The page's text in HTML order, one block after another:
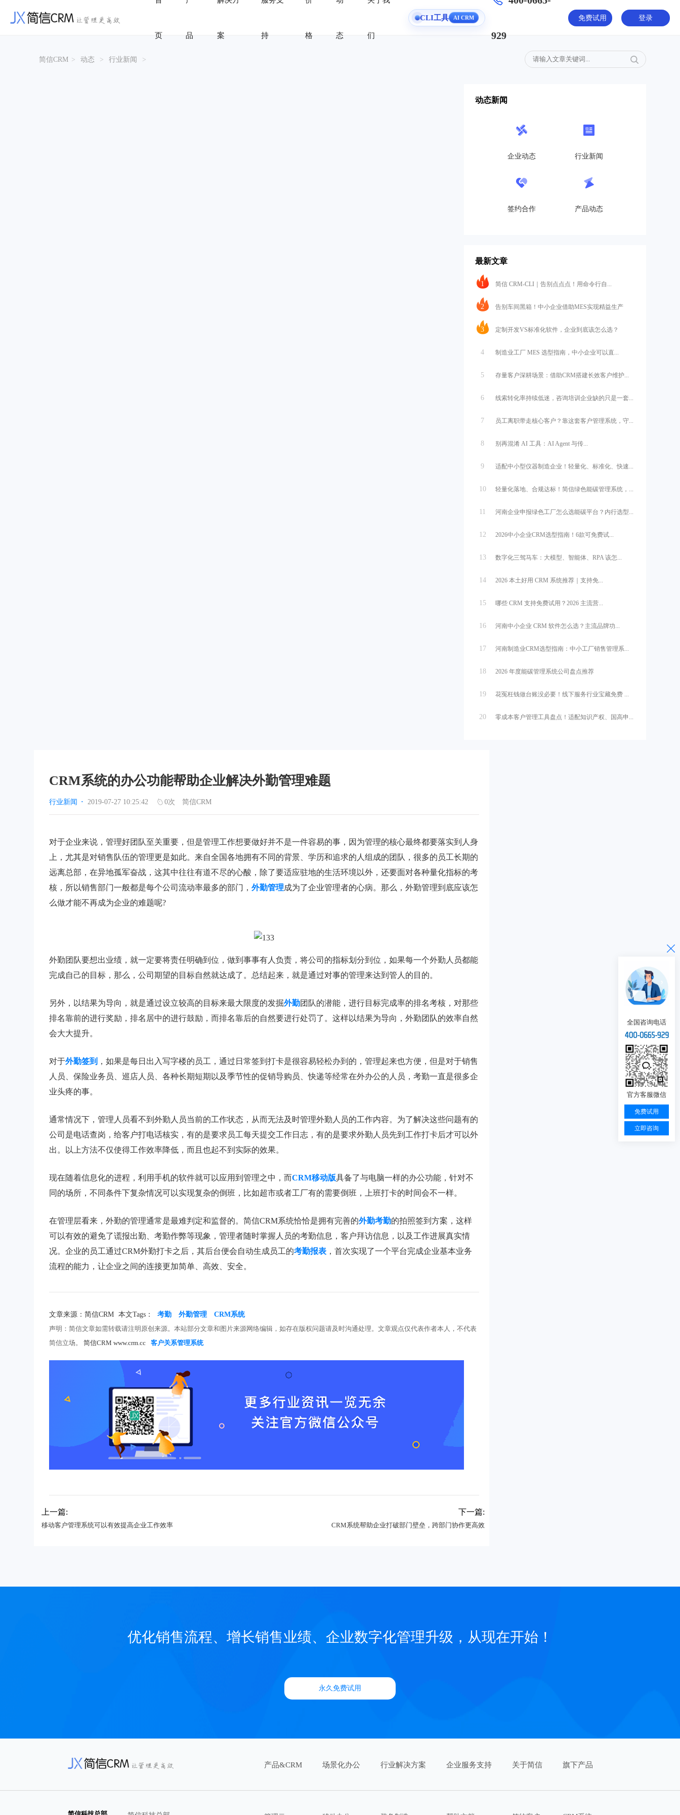
页 品 案 持 格 态 们
CLI工具 AI CRM
929
免费试用 登录
简信CRM > 动态 > 行业新闻 >
动态新闻
企业动态 行业新闻
签约合作 产品动态
最新文章
1 简信 CRM-CLI｜告别点点点！用命令行自...
2 告别车间黑箱！中小企业借助MES实现精益生产
3 定制开发VS标准化软件，企业到底该怎么选？
4 制造业工厂 MES 选型指南，中小企业可以直...
5 存量客户深耕场景：借助CRM搭建长效客户维护...
6 线索转化率持续低迷，咨询培训企业缺的只是一套...
7 员工离职带走核心客户？靠这套客户管理系统，守...
8 别再混淆 AI 工具：AI Agent 与传...
9 适配中小型仪器制造企业！轻量化、标准化、快速...
10 轻量化落地、合规达标！简信绿色能碳管理系统，...
11 河南企业申报绿色工厂怎么选能碳平台？内行选型...
12 2026中小企业CRM选型指南！6款可免费试...
13 数字化三驾马车：大模型、智能体、RPA 该怎...
14 2026 本土好用 CRM 系统推荐｜支持免...
15 哪些 CRM 支持免费试用？2026 主流营...
16 河南中小企业 CRM 软件怎么选？主流品牌功...
17 河南制造业CRM选型指南：中小工厂销售管理系...
18 2026 年度能碳管理系统公司盘点推荐
19 花冤枉钱做台账没必要！线下服务行业宝藏免费 ...
20 零成本客户管理工具盘点！适配知识产权、国高申...
CRM系统的办公功能帮助企业解决外勤管理难题
行业新闻 · 2019-07-27 10:25:42 0次 简信CRM
对于企业来说，管理好团队至关重要，但是管理工作想要做好并不是一件容易的事，因为管理的核心最终都要落实到人身
上，尤其是对销售队伍的管理更是如此。来自全国各地拥有不同的背景、学历和追求的人组成的团队，很多的员工长期的
远离总部，在异地孤军奋战，这其中往往有道不尽的心酸，除了要适应驻地的生活环境以外，还要面对各种量化指标的考
核，所以销售部门一般都是每个公司流动率最多的部门，外勤管理成为了企业管理者的心病。那么，外勤管理到底应该怎
么做才能不再成为企业的难题呢?
外勤团队要想出业绩，就一定要将责任明确到位，做到事事有人负责，将公司的指标划分到位，如果每一个外勤人员都能
完成自己的目标，那么，公司期望的目标自然就达成了。总结起来，就是通过对事的管理来达到管人的目的。
另外，以结果为导向，就是通过设立较高的目标来最大限度的发掘外勤团队的潜能，进行目标完成率的排名考核，对那些
排名靠前的进行奖励，排名居中的进行鼓励，而排名靠后的自然要进行处罚了。这样以结果为导向，外勤团队的效率自然
会大大提升。
对于外勤签到 ，如果是每日出入写字楼的员工，通过日常签到打卡是很容易轻松办到的，管理起来也方便，但是对于销售
人员、保险业务员、巡店人员、各种长期短期以及季节性的促销导购员、快递等经常在外办公的人员，考勤一直是很多企
业头疼的事。
通常情况下，管理人员看不到外勤人员当前的工作状态，从而无法及时管理外勤人员的工作内容。为了解决这些问题有的
公司是电话查岗，给客户打电话核实，有的是要求员工每天提交工作日志，有的是要求外勤人员先到工作打卡后才可以外
出。以上方法不仅使得工作效率降低，而且也起不到实际的效果。
现在随着信息化的进程，利用手机的软件就可以应用到管理之中，而CRM移动版具备了与电脑一样的办公功能，针对不
同的场所，不同条件下复杂情况可以实现复杂的倒班，比如超市或者工厂有的需要倒班，上班打卡的时间会不一样。
在管理层看来，外勤的管理通常是最难判定和监督的。简信CRM系统恰恰是拥有完善的外勤考勤的拍照签到方案，这样
可以有效的避免了谎报出勤、考勤作弊等现象，管理者随时掌握人员的考勤信息，客户拜访信息，以及工作进展真实情
况。企业的员工通过CRM外勤打卡之后，其后台便会自动生成员工的考勤报表 ，首次实现了一个平台完成企业基本业务
流程的能力，让企业之间的连接更加简单、高效、安全。
文章来源：简信CRM 本文Tags： 考勤 外勤管理
CRM系统
声明：简信文章如需转载请注明原创来源。本站部分文章和图片来源网络编辑，如存在版权问题请及时沟通处理。文章观点仅代表作者本人，不代表
简信立场。
简信CRM www.crm.cc 客户关系管理系统
上一篇:
移动客户管理系统可以有效提高企业工作效率
下一篇:
CRM系统帮助企业打破部门壁垒，跨部门协作更高效
优化销售流程、增长销售业绩、企业数字化管理升级，从现在开始！
永久免费试用
产品&CRM 场景化办公 行业解决方案 企业服务支持 关于简信 旗下产品
全国咨询电话
官方客服微信
免费试用
立即咨询